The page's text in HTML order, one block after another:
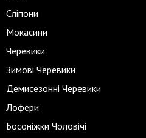
Сліпони
Мокасини
Черевики
Зимові Черевики
Демисезонні Черевики
Лофери
Босоніжки Чоловічі